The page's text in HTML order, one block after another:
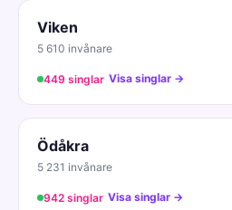
Viken
5 610 invånare
449 singlar Visa singlar →
Ödåkra
5 231 invånare
942 singlar Visa singlar →